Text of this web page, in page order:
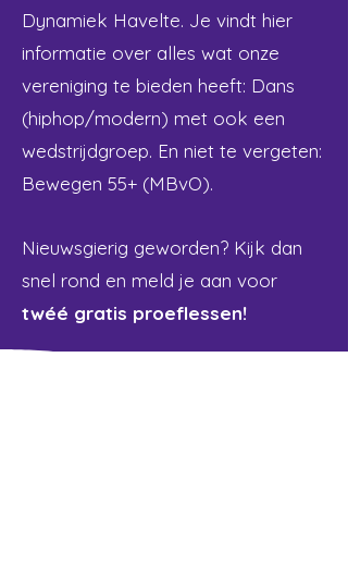
Dynamiek Havelte. Je vindt hier
informatie over alles wat onze
vereniging te bieden heeft: Dans
(hiphop/modern) met ook een
wedstrijdgroep. En niet te vergeten:
Bewegen 55+ (MBvO).
Nieuwsgierig geworden? Kijk dan
snel rond en meld je aan voor
twéé gratis proeflessen!